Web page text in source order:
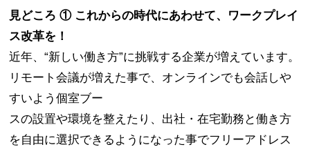
見どころ ① これからの時代にあわせて、ワークプレイ
ス改革を！
近年、“新しい働き方”に挑戦する企業が増えています。
リモート会議が増えた事で、オンラインでも会話しや
すいよう個室ブー
スの設置や環境を整えたり、出社・在宅勤務と働き方
を自由に選択できるようになった事でフリーアドレス